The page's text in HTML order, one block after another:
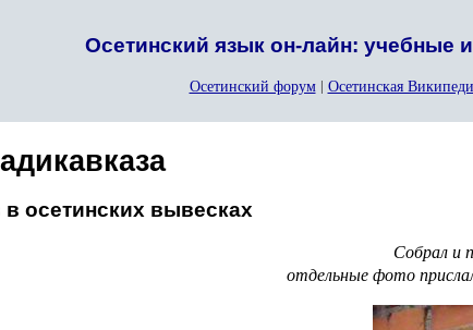
Осетинский язык он-лайн: учебные
Осетинский форум| Осетинская
осетинских вывесках
Собрал и
отдельные фото